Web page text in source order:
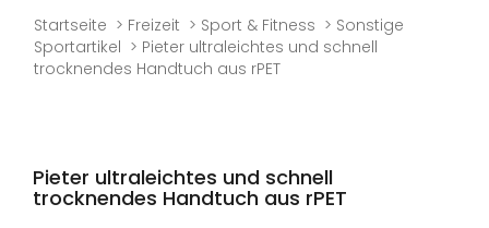
Startseite Freizeit Sport & Fitness
Sonstige
Sportartikel
Pieter ultraleichtes und schnell
trocknendes Handtuch aus rPET
Pieter ultraleichtes und schnell
trocknendes Handtuch aus rPET